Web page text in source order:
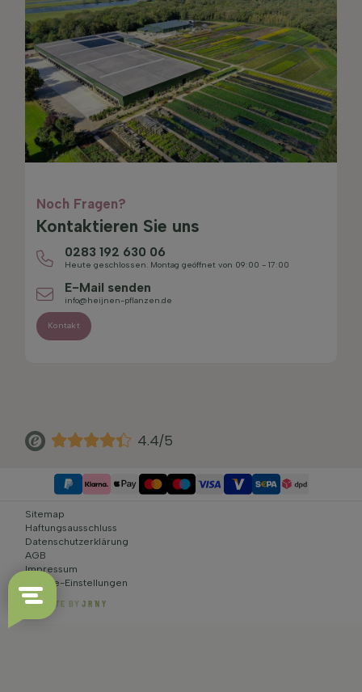
Noch Fragen?
Kontaktieren Sie uns
0283 192 630 06
Heute geschlossen. Montag geöffnet von 09:00 - 17:00
E-Mail senden
info@heijnen-pflanzen.de
Kontakt
4.4/5
Sitemap
Haftungsausschluss
Datenschutzerklärung
AGB
Impressum
Cookie-Einstellungen